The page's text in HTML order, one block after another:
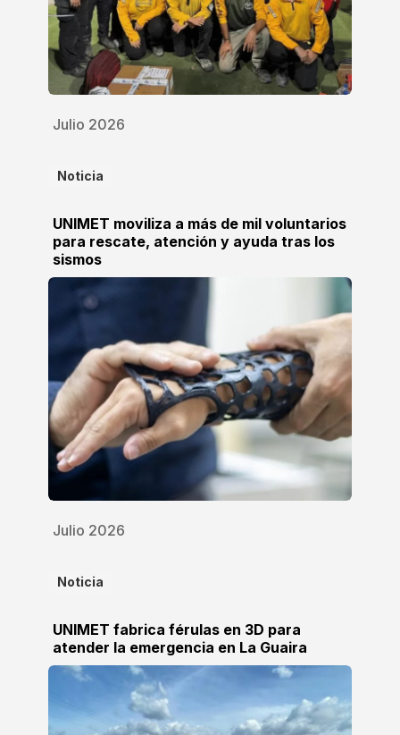
Julio 2026
Noticia
UNIMET moviliza a más de mil voluntarios
para rescate, atención y ayuda tras los
sismos
Julio 2026
Noticia
UNIMET fabrica férulas en 3D para
atender la emergencia en La Guaira